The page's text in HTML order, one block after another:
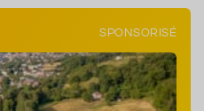
SPONSORISÉ